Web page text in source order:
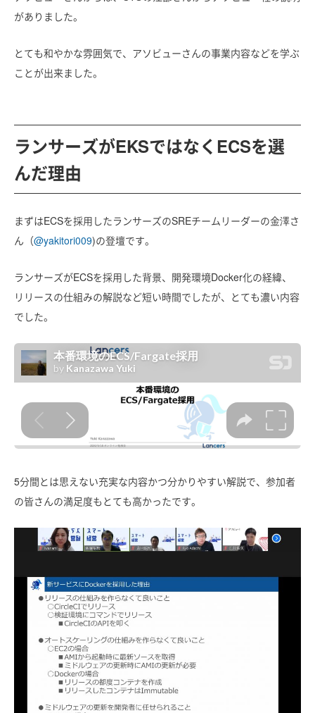
がありました。
とても和やかな雰囲気で、アソビューさんの事業内容などを学ぶ
ことが出来ました。
ランサーズがEKSではなくECSを選
んだ理由
まずはECSを採用したランサーズのSREチームリーダーの金澤さ
ん（@yakitori009)の登壇です。
ランサーズがECSを採用した背景、開発環境Docker化の経緯、
リリースの仕組みの解説など短い時間でしたが、とても濃い内容
でした。
5分間とは思えない充実な内容かつ分かりやすい解説で、参加者
の皆さんの満足度もとても高かったです。